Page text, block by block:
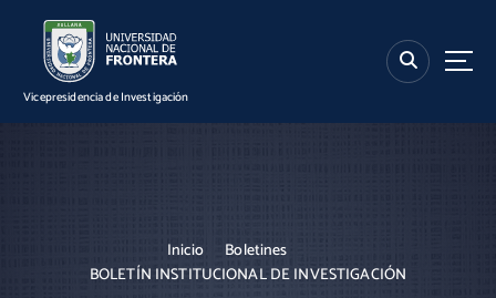
Vicepresidencia de Investigación
Inicio
Boletines
BOLETÍN INSTITUCIONAL DE INVESTIGACIÓN